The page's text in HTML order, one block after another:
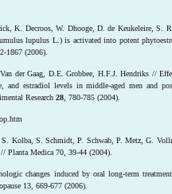
K. Decroos, W. Dhooge, D. de Keukeleire, S.
lupulus L.) is activated into potent
1867 (2006).
der Gaag, D.E. Grobbee, H.F.J. Hendriks //
and estradiol levels in middle-aged men and
Research 28 , 780-785 (2004).
Kolba, S. Schmidt, P. Schwab, P. Metz, G.
Planta Medica 70, 39-44 (2004).
changes induced by oral long-term
13, 669-677 (2006).